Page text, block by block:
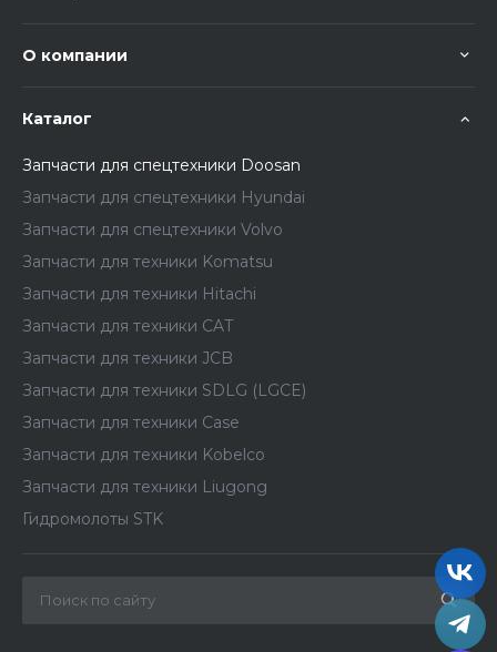
О компании
Каталог
Запчасти для спецтехники Doosan
Запчасти для спецтехники Hyundai
Запчасти для спецтехники Volvo
Запчасти для техники Komatsu
Запчасти для техники Hitachi
Запчасти для техники CAT
Запчасти для техники JCB
Запчасти для техники SDLG (LGCE)
Запчасти для техники Case
Запчасти для техники Kobelco
Запчасти для техники Liugong
Гидромолоты STK